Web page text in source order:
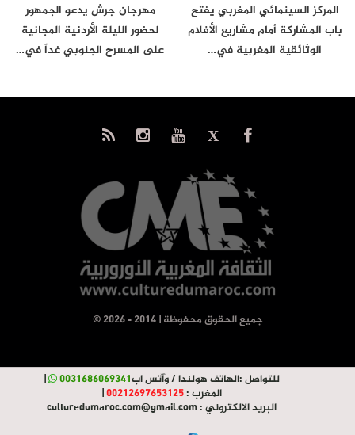
المركز السينمائي المغربي يفتح
باب المشاركة أمام مشاريع الأفلام
الوثائقية المغربية في…
مهرجان جرش يدعو الجمهور
لحضور الليلة الأردنية المجانية
على المسرح الجنوبي غداً في…
© جميع الحقوق محفوظة | 2014 - 2026
للتواصل :الهاتف هولندا / وآتس اب0031686069341
|
المغرب :00212697653125
|
البريد الالكتروني :culturedumaroc.com@gmail.com